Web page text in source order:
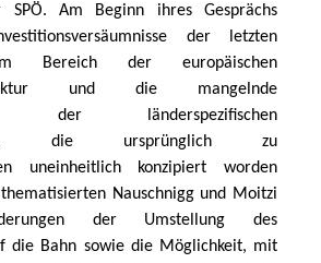
SPÖ. Am Beginn ihres Gesprächs
der letzten
Bereich der europäischen
und die mangelnde
der länderspezifischen
die ursprünglich zu
uneinheitlich konzipiert worden
Nauschnigg und Moitzi
der Umstellung des
die Bahn sowie die Möglichkeit, mit